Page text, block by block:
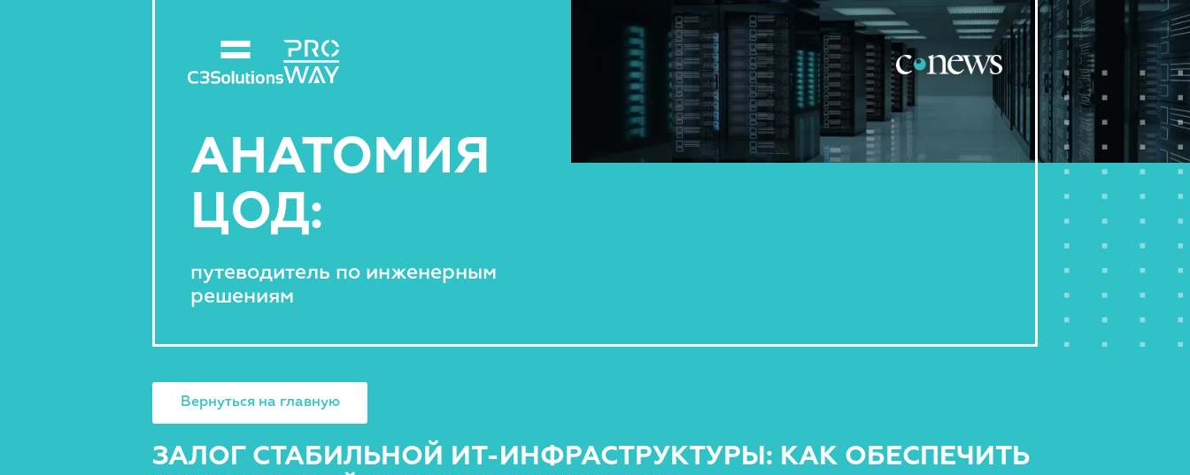
АНАТОМИЯ
ЦОД:
путеводитель по инженерным
решениям
Вернуться на главную
ЗАЛОГ СТАБИЛЬНОЙ ИТ-ИНФРАСТРУКТУРЫ: КАК ОБЕСПЕЧИТЬ